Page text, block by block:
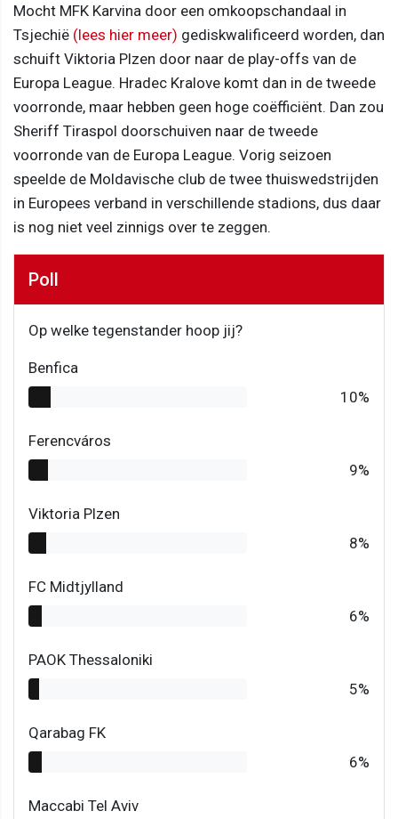
Mocht MFK Karvina door een omkoopschandaal in
Tsjechië (lees hier meer) gediskwalificeerd worden, dan
schuift Viktoria Plzen door naar de play-offs van de
Europa League. Hradec Kralove komt dan in de tweede
voorronde, maar hebben geen hoge coëfficiënt. Dan zou
Sheriff Tiraspol doorschuiven naar de tweede
voorronde van de Europa League. Vorig seizoen
speelde de Moldavische club de twee thuiswedstrijden
in Europees verband in verschillende stadions, dus daar
is nog niet veel zinnigs over te zeggen.
Poll
Op welke tegenstander hoop jij?
Benfica
10%
Ferencváros
9%
Viktoria Plzen
8%
FC Midtjylland
6%
PAOK Thessaloniki
5%
Qarabag FK
6%
Maccabi Tel Aviv